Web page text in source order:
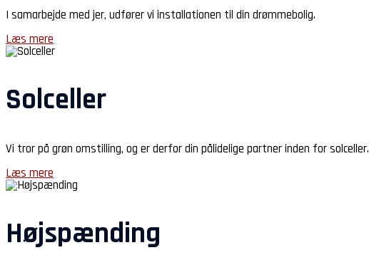
I samarbejde med jer, udfører vi installationen til din drømmebolig.
Læs mere
Solceller
Vi tror på grøn omstilling, og er derfor din pålidelige partner inden for solceller.
Læs mere
Højspænding